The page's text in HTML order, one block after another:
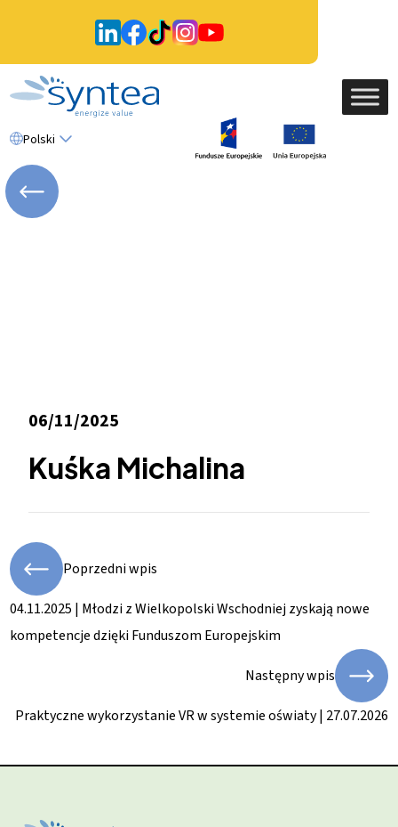
Polski
06/11/2025
Kuśka Michalina
Poprzedni wpis
04.11.2025 | Młodzi z Wielkopolski Wschodniej zyskają nowe
kompetencje dzięki Funduszom Europejskim
Następny wpis
Praktyczne wykorzystanie VR w systemie oświaty | 27.07.2026